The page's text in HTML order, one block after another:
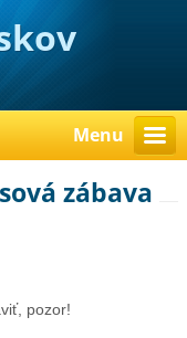
Menu
zábava
pozor!